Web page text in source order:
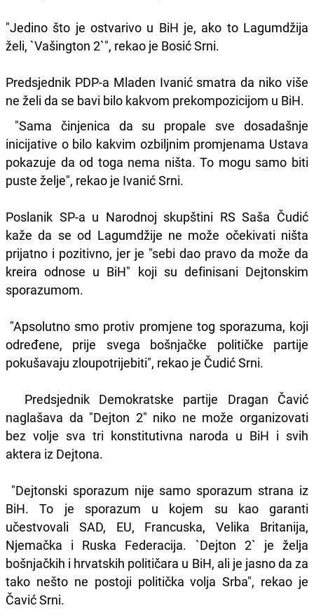
"Jedino što je ostvarivo u BiH je, ako to Lagumdžija
želi, `Vašington 2`", rekao je Bosić Srni.
Predsjednik PDP-a Mladen Ivanić smatra da niko više
ne želi da se bavi bilo kakvom prekompozicijom u BiH.
"Sama činjenica da su propale sve dosadašnje
inicijative o bilo kakvim ozbiljnim promjenama Ustava
pokazuje da od toga nema ništa. To mogu samo biti
puste želje", rekao je Ivanić Srni.
Poslanik SP-a u Narodnoj skupštini RS Saša Čudić
kaže da se od Lagumdžije ne može očekivati ništa
prijatno i pozitivno, jer je "sebi dao pravo da može da
kreira odnose u BiH" koji su definisani Dejtonskim
sporazumom.
"Apsolutno smo protiv promjene tog sporazuma, koji
određene, prije svega bošnjačke političke partije
pokušavaju zloupotrijebiti", rekao je Čudić Srni.
Predsjednik Demokratske partije Dragan Čavić
naglašava da "Dejton 2" niko ne može organizovati
bez volje sva tri konstitutivna naroda u BiH i svih
aktera iz Dejtona.
"Dejtonski sporazum nije samo sporazum strana iz
BiH. To je sporazum u kojem su kao garanti
učestvovali SAD, EU, Francuska, Velika Britanija,
Njemačka i Ruska Federacija. `Dejton 2` je želja
bošnjačkih i hrvatskih političara u BiH, ali je jasno da za
tako nešto ne postoji politička volja Srba", rekao je
Čavić Srni.